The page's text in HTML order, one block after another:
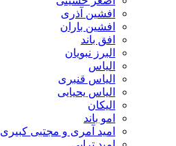
افشین آذری
افشین باران
افق باند
البرز نبویان
الیاس
الیاس قنبرى
الیاس یحیایی
الیکان
امو باند
امید آمری و مجتبی